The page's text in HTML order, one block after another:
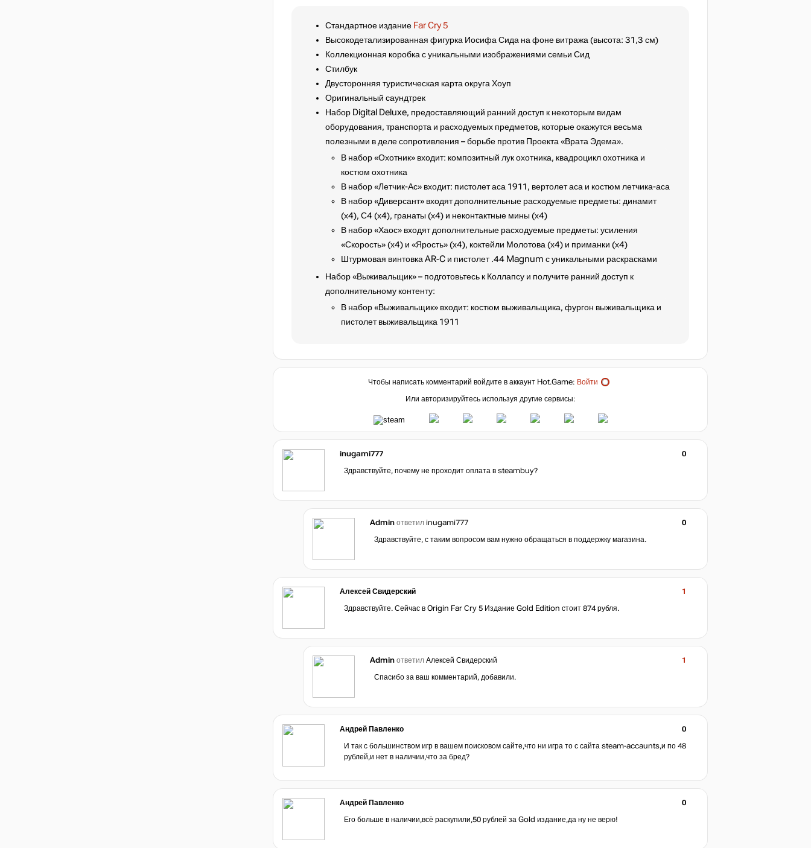
Стандартное издание Far Cry 5
Высокодетализированная фигурка Иосифа Сида на фоне витража (высота: 31,3 см)
Коллекционная коробка с уникальными изображениями семьи Сид
Стилбук
Двусторонняя туристическая карта округа Хоуп
Оригинальный саундтрек
Набор Digital Deluxe, предоставляющий ранний доступ к некоторым видам
оборудования, транспорта и расходуемых предметов, которые окажутся весьма
полезными в деле сопротивления – борьбе против Проекта «Врата Эдема».
В набор «Охотник» входит: композитный лук охотника, квадроцикл охотника и
костюм охотника
В набор «Летчик-Ас» входит: пистолет аса 1911, вертолет аса и костюм летчика-аса
В набор «Диверсант» входят дополнительные расходуемые предметы: динамит
(х4), С4 (х4), гранаты (х4) и неконтактные мины (х4)
В набор «Хаос» входят дополнительные расходуемые предметы: усиления
«Скорость» (х4) и «Ярость» (х4), коктейли Молотова (х4) и приманки (х4)
Штурмовая винтовка AR-C и пистолет .44 Magnum с уникальными раскрасками
Набор «Выживальщик» – подготовьтесь к Коллапсу и получите ранний доступ к
дополнительному контенту:
В набор «Выживальщик» входит: костюм выживальщика, фургон выживальщика и
пистолет выживальщика 1911
Чтобы написать комментарий войдите в аккаунт Hot.Game: Войти
Или авторизируйтесь используя другие сервисы:
inugami777
0
Здравствуйте, почему не проходит оплата в steambuy?
Admin ответил inugami777
0
Здравствуйте, с таким вопросом вам нужно обращаться в поддержку магазина.
Алексей Свидерский
1
Здравствуйте. Сейчас в Origin Far Сry 5 Издание Gold Edition стоит 874 рубля.
Admin ответил Алексей Свидерский
1
Спасибо за ваш комментарий, добавили.
Андрей Павленко
0
И так с большинством игр в вашем поисковом сайте,что ни игра то с сайта steam-accaunts,и по 48
рублей,и нет в наличии,что за бред?
Андрей Павленко
0
Его больше в наличии,всё раскупили,50 рублей за Gold издание,да ну не верю!